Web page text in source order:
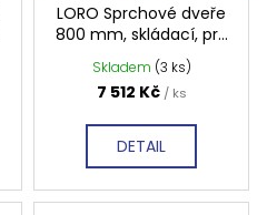
LORO Sprchové dveře
800 mm, skládací, pro
rohový vstup, čiré sklo,
GN4780
Skladem (3 ks)
7 512 Kč / ks
DETAIL